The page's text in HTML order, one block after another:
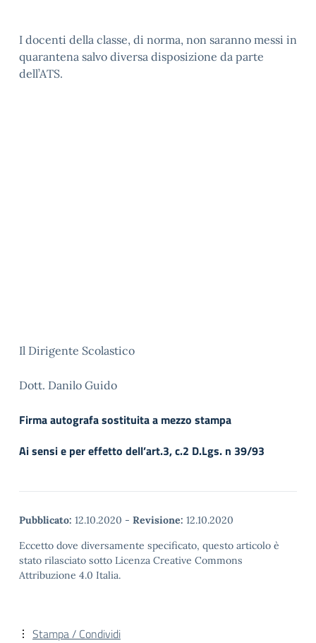
I docenti della classe, di norma, non saranno messi in
quarantena salvo diversa disposizione da parte
dell’ATS.
Il Dirigente Scolastico
Dott. Danilo Guido
Firma autografa sostituita a mezzo stampa
Ai sensi e per effetto dell’art.3, c.2 D.Lgs. n 39/93
Pubblicato: 12.10.2020 - Revisione: 12.10.2020
Eccetto dove diversamente specificato, questo articolo è
stato rilasciato sotto Licenza Creative Commons
Attribuzione 4.0 Italia.
Stampa / Condividi